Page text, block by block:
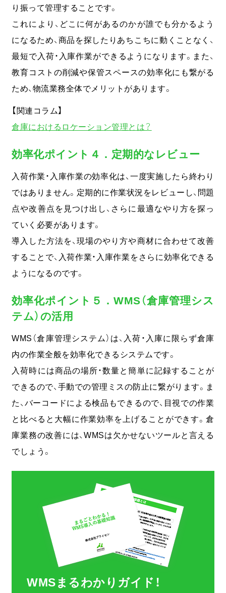
り振って管理することです。
これにより、どこに何があるのかが誰でも分かるよう
になるため、商品を探したりあちこちに動くことなく、
最短で入荷・入庫作業ができるようになります。また、
教育コストの削減や保管スペースの効率化にも繋がる
ため、物流業務全体でメリットがあります。
【関連コラム】
倉庫におけるロケーション管理とは？
効率化ポイント４．定期的なレビュー
入荷作業・入庫作業の効率化は、一度実施したら終わり
ではありません。定期的に作業状況をレビューし、問題
点や改善点を見つけ出し、さらに最適なやり方を探っ
ていく必要があります。
導入した方法を、現場のやり方や商材に合わせて改善
することで、入荷作業・入庫作業をさらに効率化できる
ようになるのです。
効率化ポイント５．WMS（倉庫管理シス
テム）の活用
WMS（倉庫管理システム）は、入荷・入庫に限らず倉庫
内の作業全般を効率化できるシステムです。
入荷時には商品の場所・数量と簡単に記録することが
できるので、手動での管理ミスの防止に繋がります。ま
た、バーコードによる検品もできるので、目視での作業
と比べると大幅に作業効率を上げることができす。倉
庫業務の改善には、WMSは欠かせないツールと言える
でしょう。
WMSまるわかりガイド！